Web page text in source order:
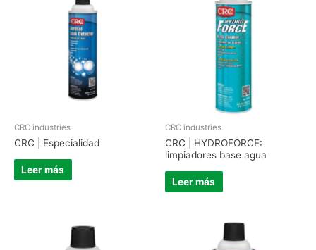
CRC industries
CRC | Especialidad
Leer más
CRC industries
CRC | HYDROFORCE:
limpiadores base agua
Leer más